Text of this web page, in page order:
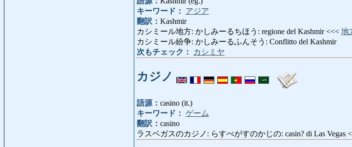
キーワード：
アジア
翻訳： Kashmir
カシミール地方: かしみーるちほう: regione del Kashmir <<< 地
カシミール紛争: かしみーるふんそう: Conflitto del Kashmir
次もチェック：
カシミヤ
カジノ
語源： casino (it.)
キーワード： ゲーム
翻訳： casino
ラスベガスのカジノ: らすべがすのかじの: casin? di Las Vegas